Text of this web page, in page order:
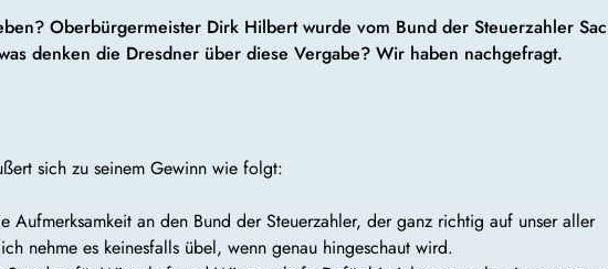
Oberbürgermeister Dirk Hilbert wurde vom Bund der Steuerzahler
denken die Dresdner über diese Vergabe? Wir haben nachgefragt.
sich zu seinem Gewinn wie folgt:
Aufmerksamkeit an den Bund der Steuerzahler, der ganz richtig auf unser aller
nehme es keinesfalls übel, wenn genau hingeschaut wird.